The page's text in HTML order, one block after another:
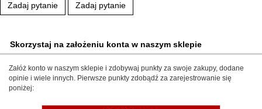
Zadaj pytanie Zadaj pytanie
Skorzystaj na założeniu konta w naszym sklepie
Załóż konto w naszym sklepie i zdobywaj punkty za swoje zakupy, dodane
opinie i wiele innych. Pierwsze punkty zdobądź za zarejestrowanie się
poniżej: